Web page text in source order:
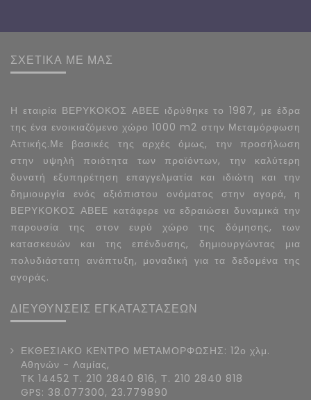
ΣΧΕΤΙΚΑ ΜΕ ΜΑΣ
Η εταιρία ΒΕΡΥΚΟΚΟΣ ΑΒΕΕ ιδρύθηκε το 1987, με έδρα
της ένα ενοικιαζόμενο χώρο 1000 m2 στην Μεταμόρφωση
Αττικής.Με βασικές της αρχές όμως, την προσήλωση
στην υψηλή ποιότητα των προϊόντων, την καλύτερη
δυνατή εξυπηρέτηση επαγγελματία και ιδιώτη και την
δημιουργία ενός αξιόπιστου ονόματος στην αγορά, η
ΒΕΡΥΚΟΚΟΣ ΑΒΕΕ κατάφερε να εδραιώσει δυναμικά την
παρουσία της στον ευρύ χώρο της δόμησης, των
κατασκευών και της επένδυσης, δημιουργώντας μια
πολυδιάστατη ανάπτυξη, μοναδική για τα δεδομένα της
αγοράς.
ΔΙΕΥΘΥΝΣΕΙΣ ΕΓΚΑΤΑΣΤΑΣΕΩΝ
ΕΚΘΕΣΙΑΚΟ ΚΕΝΤΡΟ ΜΕΤΑΜΟΡΦΩΣΗΣ: 12ο χλμ.
Αθηνών - Λαμίας,
ΤΚ 14452 Τ. 210 2840 816, Τ. 210 2840 818
GPS: 38.077300, 23.779890